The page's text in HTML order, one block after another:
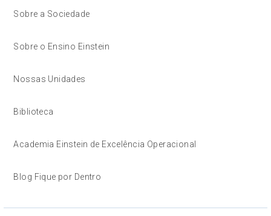
Sobre a Sociedade
Sobre o Ensino Einstein
Nossas Unidades
Biblioteca
Academia Einstein de Excelência Operacional
Blog Fique por Dentro